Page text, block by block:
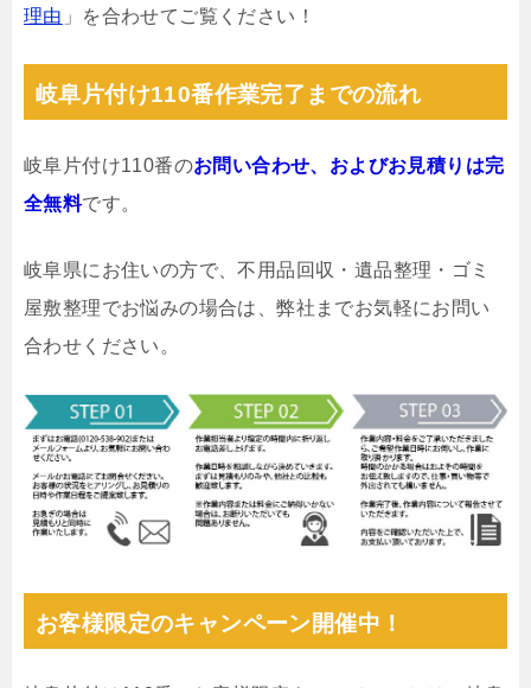
理由 」を合わせてご覧ください！
岐阜片付け110番作業完了までの流れ
岐阜片付け110番のお問い合わせ、およびお見積りは完
全無料です。
岐阜県にお住いの方で、不用品回収・遺品整理・ゴミ
屋敷整理でお悩みの場合は、弊社までお気軽にお問い
合わせください。
お客様限定のキャンペーン開催中！